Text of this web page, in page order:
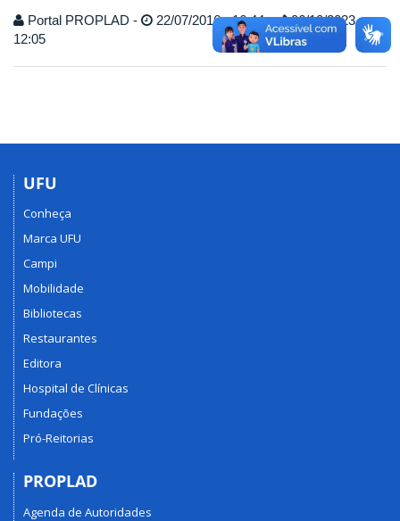
Portal PROPLAD -
22/07/2016 - 16:44 -
06/10/2023 -
12:05
UFU
Conheça
Marca UFU
Campi
Mobilidade
Bibliotecas
Restaurantes
Editora
Hospital de Clínicas
Fundações
Pró-Reitorias
PROPLAD
Agenda de Autoridades